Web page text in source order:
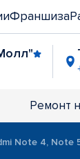
Франшиза
Ремонт
Note 4, Note